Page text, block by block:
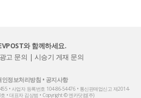
와 함께하세요.
고 문의 | 시승기 게재 문의
인정보처리방침 • 공지사항
• 사업자 등록번호 104-86-54476 • 통신판매업신고 제2014-
• 대표자 김상범 • Copyright © 엔카닷컴(주)